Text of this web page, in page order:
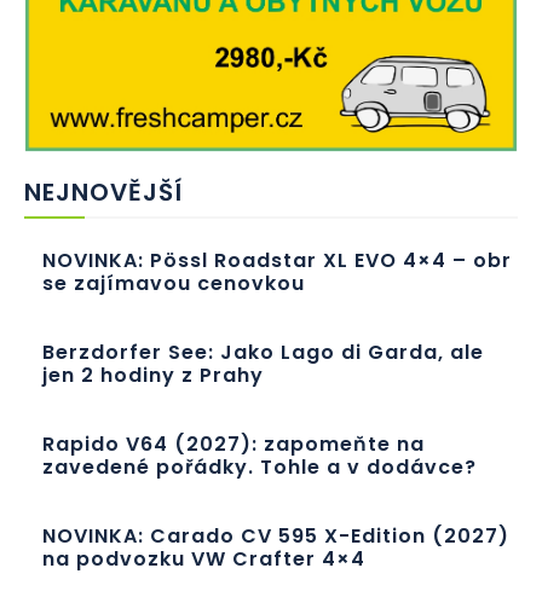
NEJNOVĚJŠÍ
NOVINKA: Pössl Roadstar XL EVO 4×4 – obr
se zajímavou cenovkou
Berzdorfer See: Jako Lago di Garda, ale
jen 2 hodiny z Prahy
Rapido V64 (2027): zapomeňte na
zavedené pořádky. Tohle a v dodávce?
NOVINKA: Carado CV 595 X-Edition (2027)
na podvozku VW Crafter 4×4